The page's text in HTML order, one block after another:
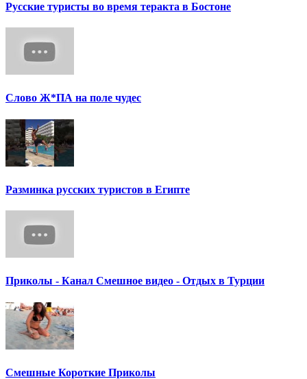
Русские туристы во время теракта в Бостоне
Слово Ж*ПА на поле чудес
Разминка русских туристов в Египте
Приколы - Канал Смешное видео - Отдых в Турции
Смешные Короткие Приколы